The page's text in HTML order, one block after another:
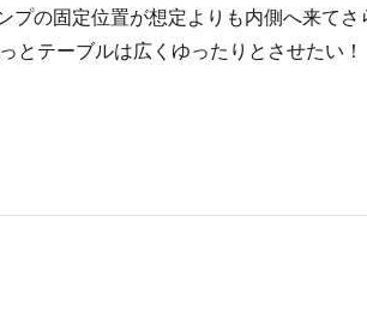
プの固定位置が想定よりも内側へ来て
とテーブルは広くゆったりとさせたい